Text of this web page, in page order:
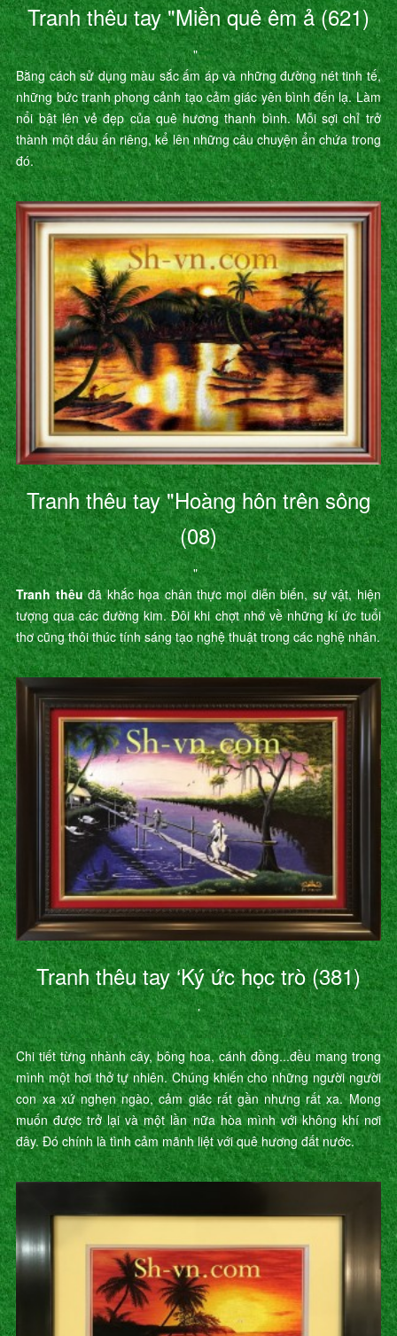
Tranh thêu tay "Miền quê êm ả (621)
"
Bằng cách sử dụng màu sắc ấm áp và những đường nét tinh tế,
những bức tranh phong cảnh tạo cảm giác yên bình đến lạ. Làm
nổi bật lên vẻ đẹp của quê hương thanh bình. Mỗi sợi chỉ trở
thành một dấu ấn riêng, kể lên những câu chuyện ẩn chứa trong
đó.
Tranh thêu tay "Hoàng hôn trên sông
(08)
"
Tranh thêuđã khắc họa chân thực mọi diễn biến, sự vật, hiện
tượng qua các đường kim. Đôi khi chợt nhớ về những kí ức tuổi
thơ cũng thôi thúc tính sáng tạo nghệ thuật trong các nghệ nhân.
Tranh thêu tay ‘Ký ức học trò (381)
’
Chi tiết từng nhành cây, bông hoa, cánh đồng...đều mang trong
mình một hơi thở tự nhiên. Chúng khiến cho những người người
con xa xứ nghẹn ngào, cảm giác rất gần nhưng rất xa. Mong
muốn được trở lại và một lần nữa hòa mình với không khí nơi
đây. Đó chính là tình cảm mãnh liệt với quê hương đất nước.